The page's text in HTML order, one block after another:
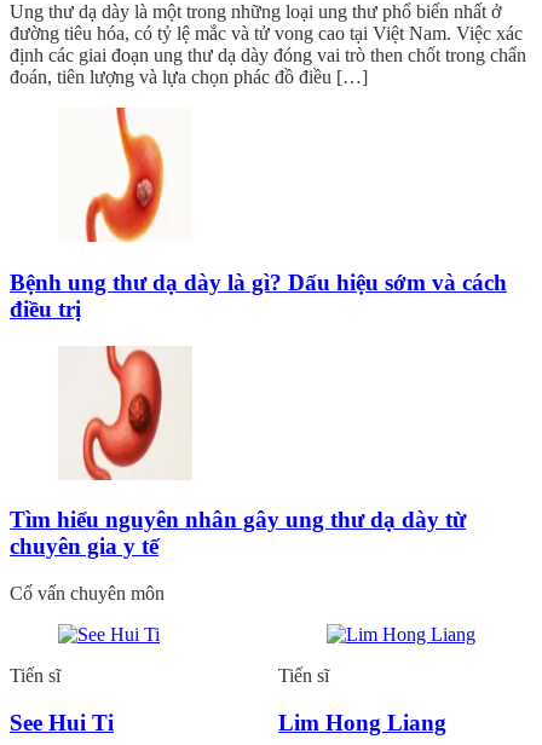
Ung thư dạ dày là một trong những loại ung thư phổ biến nhất ở
đường tiêu hóa, có tỷ lệ mắc và tử vong cao tại Việt Nam. Việc xác
định các giai đoạn ung thư dạ dày đóng vai trò then chốt trong chẩn
đoán, tiên lượng và lựa chọn phác đồ điều […]
Bệnh ung thư dạ dày là gì? Dấu hiệu sớm và cách
điều trị
Tìm hiểu nguyên nhân gây ung thư dạ dày từ
chuyên gia y tế
Cố vấn chuyên môn
Tiến sĩ
See Hui Ti
Tiến sĩ
Lim Hong Liang